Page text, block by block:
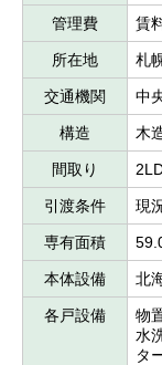
管理費 賃
所在地 札
交通機関 中
構造 木
間取り
引渡条件 現
専有面積
本体設備 北
各戸設備
物
水
タ